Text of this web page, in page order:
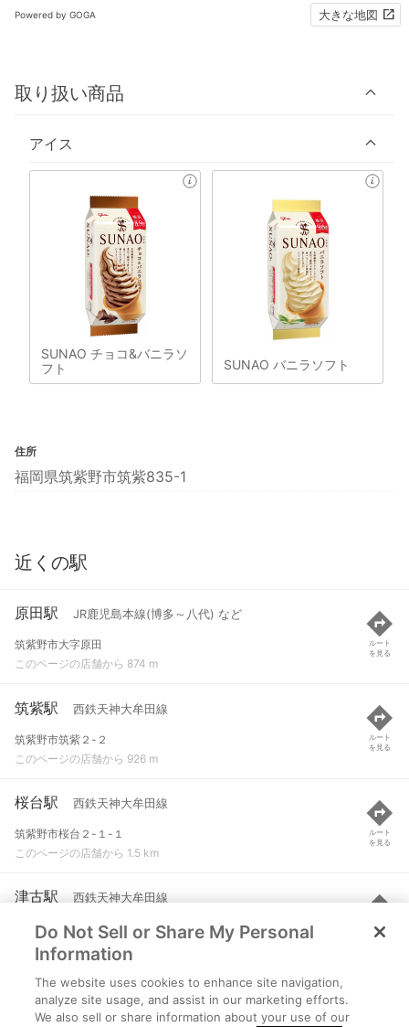
Powered by GOGA 大きな地図
取り扱い商品
アイス
SUNAO チョコ&バニラソ
フト
SUNAO バニラソフト
住所
福岡県筑紫野市筑紫835-1
近くの駅
原田駅 JR鹿児島本線(博多～八代) など
筑紫野市大字原田
このページの店舗から 874 m
ルート
を見る
筑紫駅 西鉄天神大牟田線
筑紫野市筑紫２-２
このページの店舗から 926 m
ルート
を見る
桜台駅 西鉄天神大牟田線
筑紫野市桜台２-１-１
このページの店舗から 1.5 km
ルート
を見る
津古駅 西鉄天神大牟田線
小郡市津古１４２３-４
このページの店舗から 2.3 km
ルート
を見る
けやき台駅 JR鹿児島本線(博多～八代)
三養基郡基山町小倉
Do Not Sell or Share My Personal
Information
The website uses cookies to enhance site navigation,
analyze site usage, and assist in our marketing efforts.
We also sell or share information about your use of our